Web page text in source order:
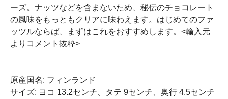
ーズ。ナッツなどを含まないため、秘伝のチョコレート
の風味をもっともクリアに味わえます。はじめてのファ
ッツルならば、まずはこれをおすすめします。<輸入元
よりコメント抜粋>
原産国名: フィンランド
サイズ: ヨコ 13.2センチ、タテ 9センチ、奥行 4.5センチ